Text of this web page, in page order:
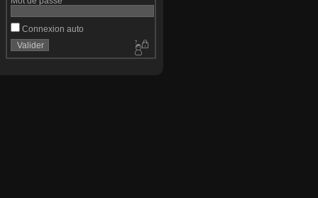
Connexion auto